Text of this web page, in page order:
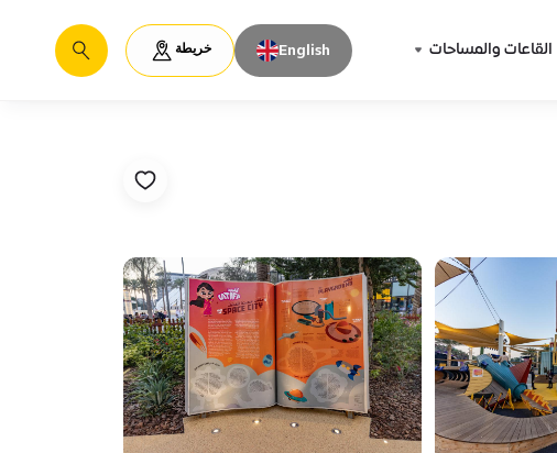
القاعات والمساحات English خريطة
يبحث